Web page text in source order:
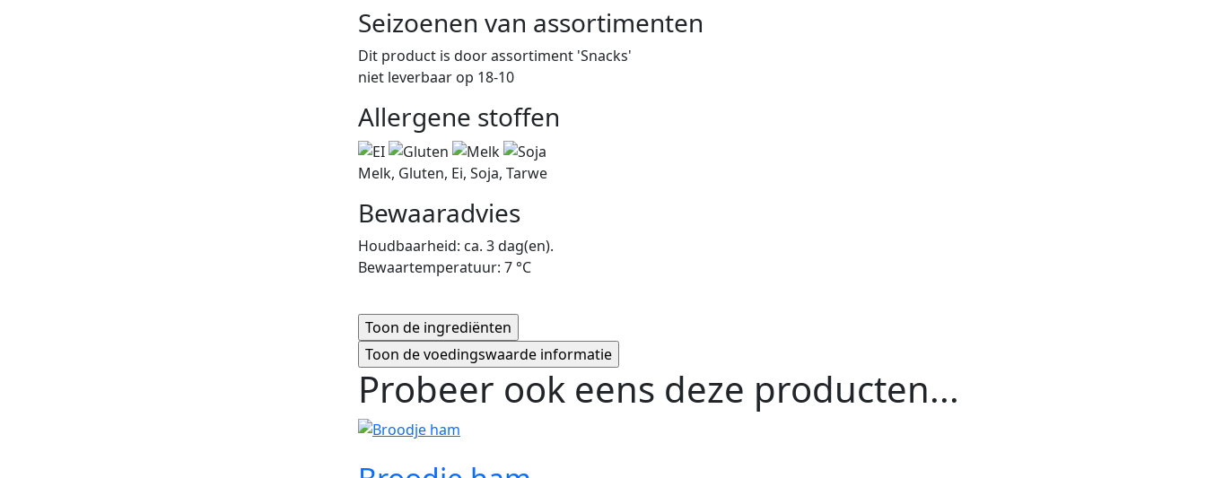
Seizoenen van assortimenten
Dit product is door assortiment 'Snacks'
niet leverbaar op 18-10
Allergene stoffen
Melk, Gluten, Ei, Soja, Tarwe
Bewaaradvies
Houdbaarheid: ca. 3 dag(en).
Bewaartemperatuur: 7 °C
Probeer ook eens deze producten...